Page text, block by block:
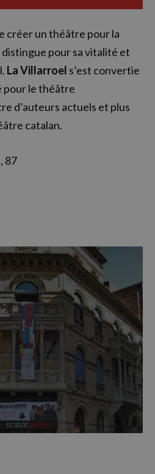
créer un théâtre pour la
pour sa vitalité et
La Villarroel s’est convertie
pour le théâtre
d’auteurs actuels et plus
catalan.
87